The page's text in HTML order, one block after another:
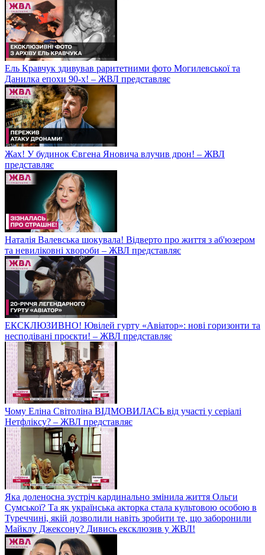
Ель Кравчук здивував раритетними фото Могилевської та
Данилка епохи 90-х! – ЖВЛ представляє
Жах! У будинок Євгена Яновича влучив дрон! – ЖВЛ
представляє
Наталія Валевська шокувала! Відверто про життя з аб'юзером
та невиліковні хвороби – ЖВЛ представляє
ЕКСКЛЮЗИВНО! Ювілей гурту «Авіатор»: нові горизонти та
несподівані проєкти! – ЖВЛ представляє
Чому Еліна Світоліна ВІДМОВИЛАСЬ від участі у серіалі
Нетфліксу? – ЖВЛ представляє
Яка доленосна зустріч кардинально змінила життя Ольги
Сумської? Та як українська акторка стала культовою особою в
Туреччині, якій дозволили навіть зробити те, що заборонили
Майклу Джексону? Дивись ексклюзив у ЖВЛ!